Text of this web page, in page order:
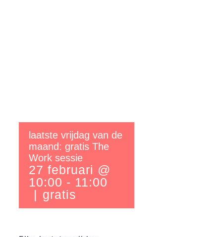
laatste vrijdag van de
maand: gratis The
Work sessie
27 februari @
10:00 - 11:00
| gratis